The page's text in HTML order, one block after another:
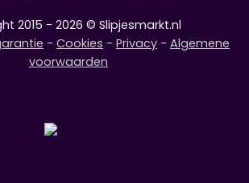
2015 - 2026 © Slipjesmarkt.nl
- Cookies - Privacy - Algemene
voorwaarden